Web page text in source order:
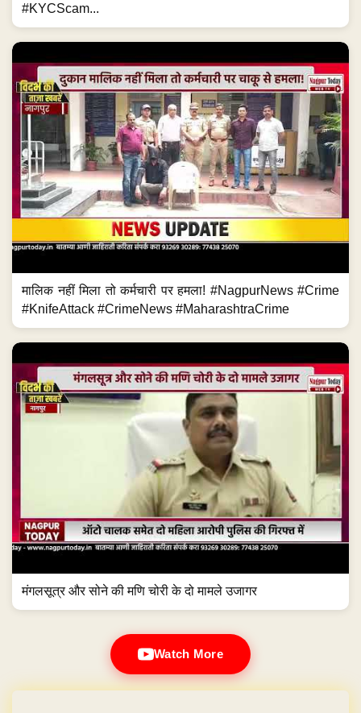
#KYCScam...
मालिक नहीं मिला तो कर्मचारी पर हमला! #NagpurNews #Crime
#KnifeAttack #CrimeNews #MaharashtraCrime
मंगलसूत्र और सोने की मणि चोरी के दो मामले उजागर
Watch More